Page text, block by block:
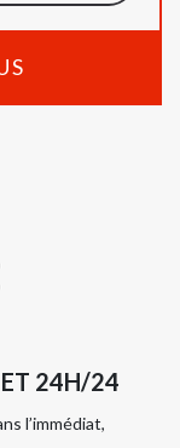
24H/24
l’immédiat,